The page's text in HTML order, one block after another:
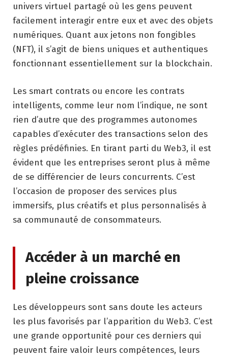
univers virtuel partagé où les gens peuvent
facilement interagir entre eux et avec des objets
numériques. Quant aux jetons non fongibles
(NFT), il s’agit de biens uniques et authentiques
fonctionnant essentiellement sur la blockchain.
Les smart contrats ou encore les contrats
intelligents, comme leur nom l’indique, ne sont
rien d’autre que des programmes autonomes
capables d’exécuter des transactions selon des
règles prédéfinies. En tirant parti du Web3, il est
évident que les entreprises seront plus à même
de se différencier de leurs concurrents. C’est
l’occasion de proposer des services plus
immersifs, plus créatifs et plus personnalisés à
sa communauté de consommateurs.
Accéder à un marché en
pleine croissance
Les développeurs sont sans doute les acteurs
les plus favorisés par l’apparition du Web3. C’est
une grande opportunité pour ces derniers qui
peuvent faire valoir leurs compétences, leurs